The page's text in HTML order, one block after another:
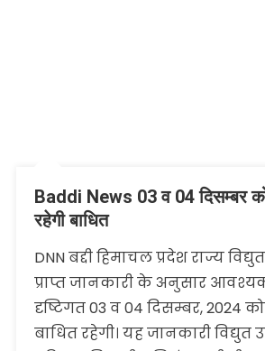
Baddi News 03 व 04 दिसम्बर को
रहेगी बाधित
DNN बद्दी हिमाचल प्रदेश राज्य विद्युत
प्राप्त जानकारी के अनुसार
दृष्टिगत 03 व 04 दिसम्बर, 2024 को
बाधित रहेगी। यह जानकारी विद्युत